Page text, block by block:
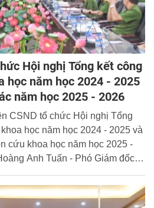
Hội nghị Tổng kết công
học năm học 2024 - 2025
năm học 2025 - 2026
CSND tổ chức Hội nghị Tổng
học năm học 2024 - 2025 và
cứu khoa học năm học 2025 -
Anh Tuấn - Phó Giám đốc
nghị.